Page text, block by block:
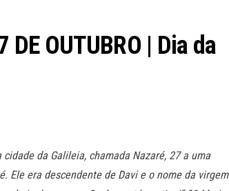
DE OUTUBRO | Dia da
da Galileia, chamada Nazaré, 27 a uma
Ele era descendente de Davi e o nome da virgem